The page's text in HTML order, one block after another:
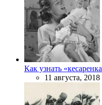
Как узнать
11 августа, 2018